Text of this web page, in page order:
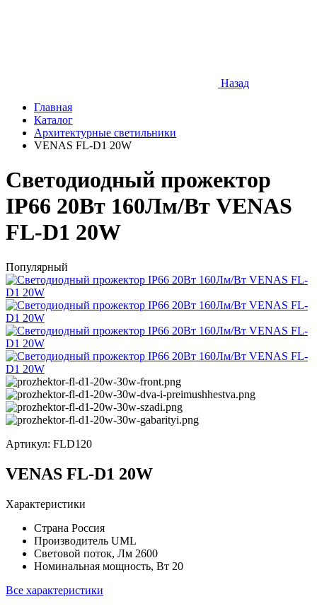
Назад
Главная
Каталог
Архитектурные светильники
VENAS FL-D1 20W
Cветодиодный прожектор
IP66 20Вт 160Лм/Вт VENAS
FL-D1 20W
Популярный
Артикул: FLD120
VENAS FL-D1 20W
Характеристики
Страна Россия
Производитель UML
Световой поток, Лм 2600
Номинальная мощность, Вт 20
Все характеристики